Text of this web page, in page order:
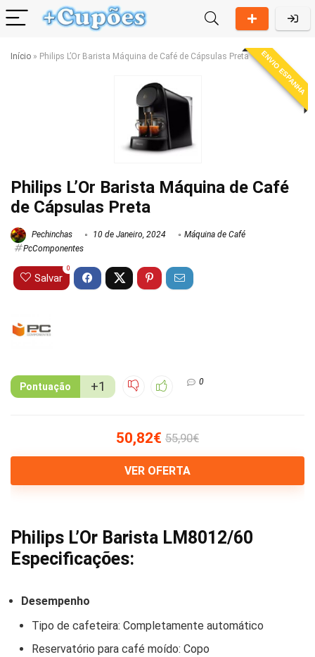
Início » Philips L’Or Barista Máquina de Café de Cápsulas Preta ENVIO ESPANHA
Philips L’Or Barista Máquina de Café
de Cápsulas Preta
Pechinchas 10 de Janeiro, 2024
Máquina de Café
PcComponentes
Salvar
0
Pontuação +1 0
50,82€ 55,90€
VER OFERTA
Philips L’Or Barista LM8012/60
Especificações:
Desempenho
Tipo de cafeteira: Completamente automático
Reservatório para café moído: Copo